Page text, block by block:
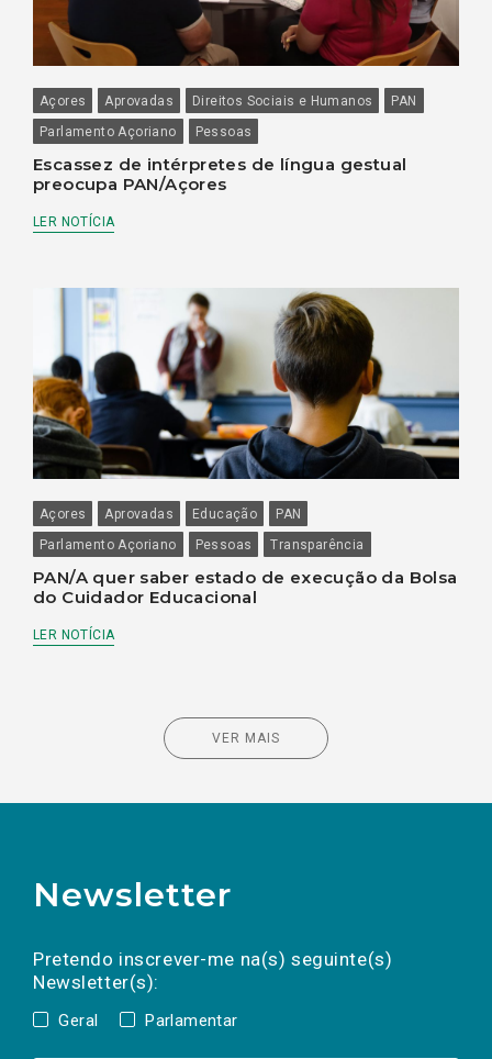
Açores Aprovadas Direitos Sociais e Humanos
PAN
Parlamento Açoriano
Pessoas
Escassez de intérpretes de língua gestual
preocupa PAN/Açores
LER NOTÍCIA
Açores Aprovadas Educação
PAN
Parlamento Açoriano
Pessoas Transparência
PAN/A quer saber estado de execução da Bolsa
do Cuidador Educacional
LER NOTÍCIA
VER MAIS
Newsletter
Pretendo inscrever-me na(s) seguinte(s)
Newsletter(s):
Geral Parlamentar
a(s) newsletter(s).
mail